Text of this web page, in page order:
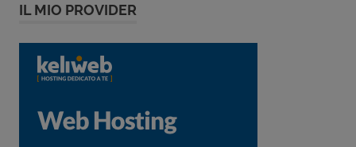
IL MIO PROVIDER